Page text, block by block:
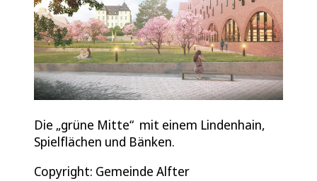
Die „grüne Mitte“ mit einem Lindenhain,
Spielflächen und Bänken.
Copyright: Gemeinde Alfter